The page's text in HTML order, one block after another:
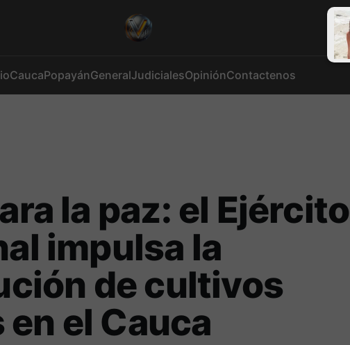
CaucaPopayánGeneralJudicialesOpiniónContactenos
la paz: el Ejército
impulsa la
de cultivos
el Cauca